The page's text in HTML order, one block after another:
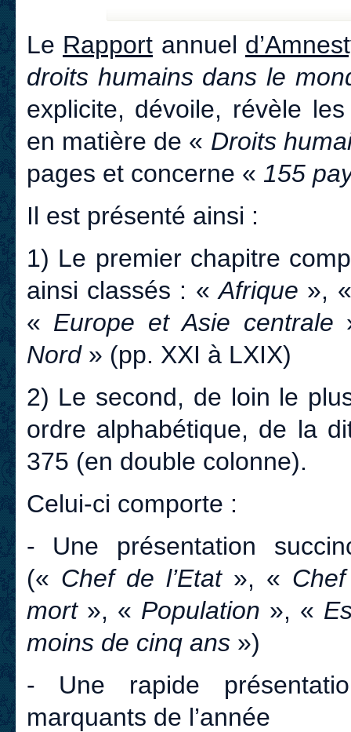
Le Rapport annuel
droits humains dans le
explicite, dévoile, révèle
en matière de « Droits
pages et concerne « 155
Il est présenté ainsi :
1) Le premier chapitre
ainsi classés : «Afrique »,
« Europe et Asie centrale
Nord » (pp. XXI à LXIX)
2) Le second, de loin le
ordre alphabétique, de la
375 (en double colonne).
Celui-ci comporte :
- Une présentation
(« Chef de l’Etat», «
mort », « Population », «
moins de cinq ans»)
- Une rapide
marquants de l’année